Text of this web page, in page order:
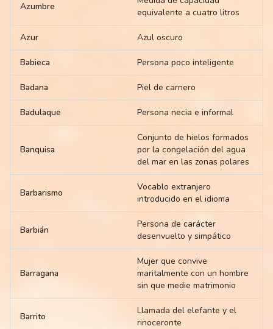
Azumbre
equivalente a cuatro litros
Azur Azul oscuro
Babieca Persona poco inteligente
Badana Piel de carnero
Badulaque Persona necia e informal
Banquisa
Conjunto de hielos formados
por la congelación del agua
del mar en las zonas polares
Barbarismo
Vocablo extranjero
introducido en el idioma
Barbián
Persona de carácter
desenvuelto y simpático
Barragana
Mujer que convive
maritalmente con un hombre
sin que medie matrimonio
Barrito
Llamada del elefante y el
rinoceronte